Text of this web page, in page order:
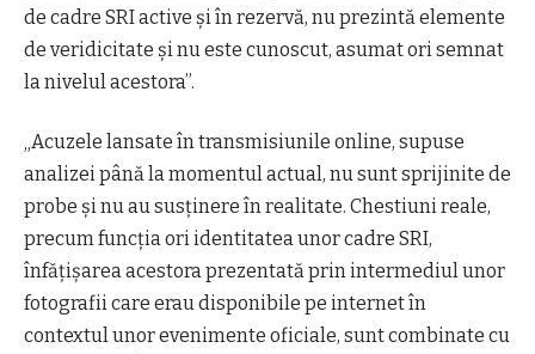
de cadre SRI active și în rezervă, nu prezintă elemente
de veridicitate și nu este cunoscut, asumat ori semnat
la nivelul acestora”.
„Acuzele lansate în transmisiunile online, supuse
analizei până la momentul actual, nu sunt sprijinite de
probe și nu au susținere în realitate. Chestiuni reale,
precum funcția ori identitatea unor cadre SRI,
înfățișarea acestora prezentată prin intermediul unor
fotografii care erau disponibile pe internet în
contextul unor evenimente oficiale, sunt combinate cu